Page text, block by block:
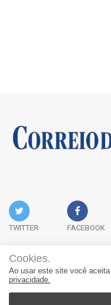
TWITTER FACEBOOK
Acervo Digital
Cookies.
Ao usar este site você
privacidade.